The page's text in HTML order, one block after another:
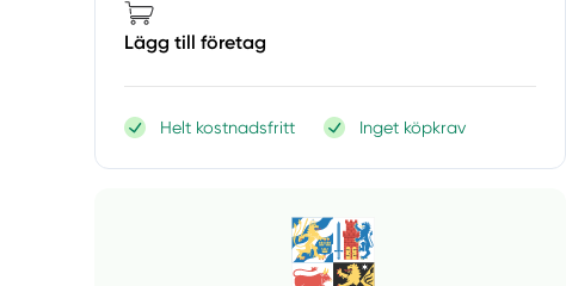
Lägg till företag
Helt kostnadsfritt Inget köpkrav